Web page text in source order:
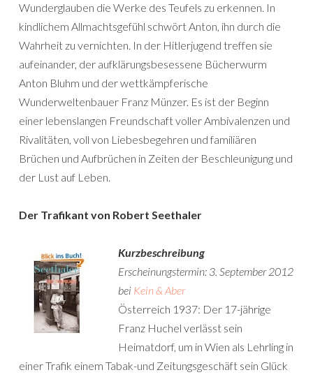
Wunderglauben die Werke des Teufels zu erkennen. In
kindlichem Allmachtsgefühl schwört Anton, ihn durch die
Wahrheit zu vernichten. In der Hitlerjugend treffen sie
aufeinander, der aufklärungsbesessene Bücherwurm
Anton Bluhm und der wettkämpferische
Wunderweltenbauer Franz Münzer. Es ist der Beginn
einer lebenslangen Freundschaft voller Ambivalenzen und
Rivalitäten, voll von Liebesbegehren und familiären
Brüchen und Aufbrüchen in Zeiten der Beschleunigung und
der Lust auf Leben.
Der Trafikant von Robert Seethaler
Kurzbeschreibung
Erscheinungstermin: 3. September 2012
bei Kein & Aber
Österreich 1937: Der 17-jährige
Franz Huchel verlässt sein
Heimatdorf, um in Wien als Lehrling in
einer Trafik einem Tabak-und Zeitungsgeschäft sein Glück